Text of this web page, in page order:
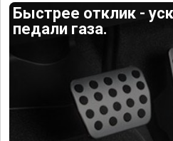
Быстрее отклик -
педали газа.